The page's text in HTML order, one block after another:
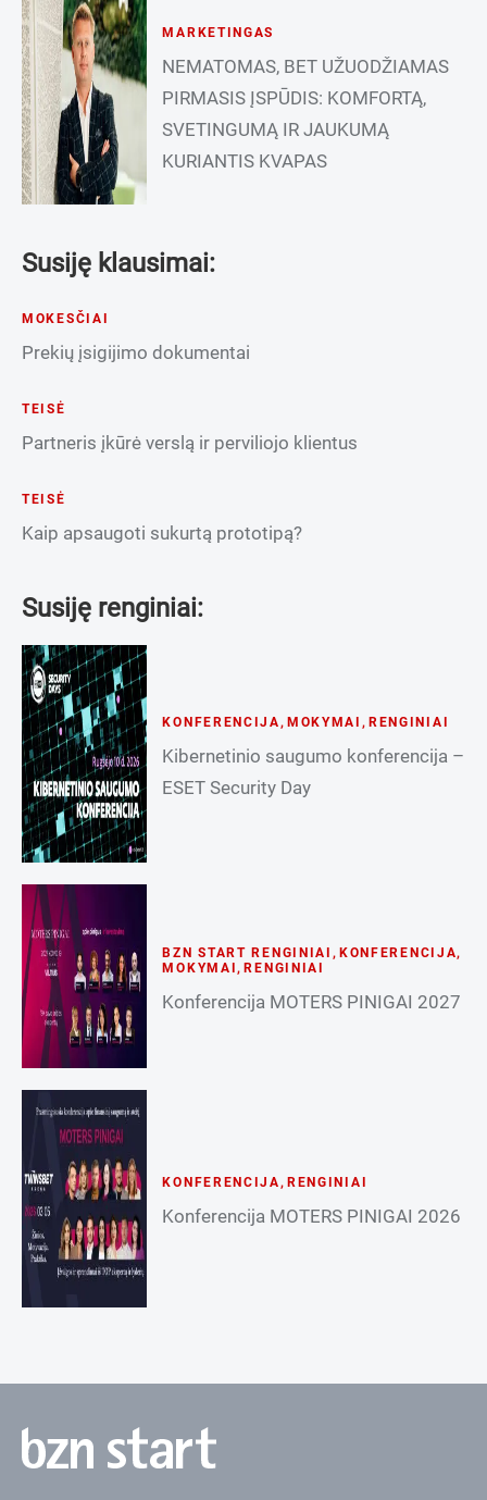
MARKETINGAS
NEMATOMAS, BET UŽUODŽIAMAS
PIRMASIS ĮSPŪDIS: KOMFORTĄ,
SVETINGUMĄ IR JAUKUMĄ
KURIANTIS KVAPAS
Susiję klausimai:
MOKESČIAI
Prekių įsigijimo dokumentai
TEISĖ
Partneris įkūrė verslą ir perviliojo klientus
TEISĖ
Kaip apsaugoti sukurtą prototipą?
Susiję renginiai:
KONFERENCIJA , MOKYMAI , RENGINIAI
Kibernetinio saugumo konferencija –
ESET Security Day
BZN START RENGINIAI , KONFERENCIJA,
MOKYMAI ,RENGINIAI
Konferencija MOTERS PINIGAI 2027
KONFERENCIJA, RENGINIAI
Konferencija MOTERS PINIGAI 2026